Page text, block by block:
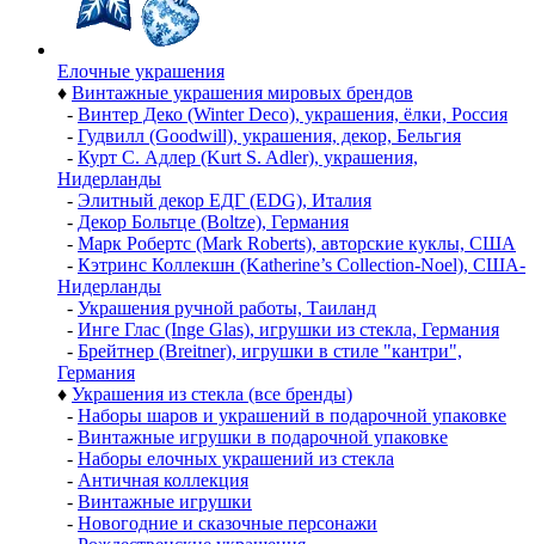
Елочные украшения
♦ Винтажные украшения мировых брендов
- Винтер Деко (Winter Deco), украшения, ёлки, Россия
- Гудвилл (Goodwill), украшения, декор, Бельгия
- Курт С. Адлер (Kurt S. Adler), украшения,
Нидерланды
- Элитный декор ЕДГ (EDG), Италия
- Декор Больтце (Boltze), Германия
- Марк Робертс (Mark Roberts), авторские куклы, США
- Кэтринс Коллекшн (Katherine’s Collection-Noel), США-
Нидерланды
- Украшения ручной работы, Таиланд
- Инге Глас (Inge Glas), игрушки из стекла, Германия
- Брейтнер (Breitner), игрушки в стиле "кантри",
Германия
♦ Украшения из стекла (все бренды)
- Наборы шаров и украшений в подарочной упаковке
- Винтажные игрушки в подарочной упаковке
- Наборы елочных украшений из стекла
- Античная коллекция
- Винтажные игрушки
- Новогодние и сказочные персонажи